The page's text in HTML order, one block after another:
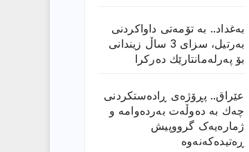
بەغداد.. بە تۆمەتی داواكردنی
بەرتیل، سزای 3 ساڵ زیندانی
بۆ پەرلەمانتارێك دەركرا
عێراق.. پڕۆژەی ڕادەستكردنی
چەك بە دەوڵەت بەردەوامە و
ژمارەیەک گرووپیش
ڕەتیدەکەنەوە